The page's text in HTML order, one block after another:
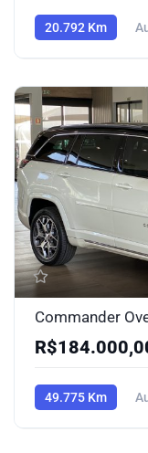
20.792 Km
Commander
49.775 Km